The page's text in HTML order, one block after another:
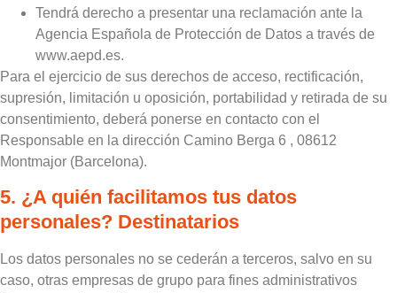
Tendrá derecho a presentar una reclamación ante la
Agencia Española de Protección de Datos a través de
www.aepd.es.
Para el ejercicio de sus derechos de acceso, rectificación,
supresión, limitación u oposición, portabilidad y retirada de su
consentimiento, deberá ponerse en contacto con el
Responsable en la dirección Camino Berga 6 , 08612
Montmajor (Barcelona).
5. ¿A quién facilitamos tus datos
personales? Destinatarios
Los datos personales no se cederán a terceros, salvo en su
caso, otras empresas de grupo para fines administrativos